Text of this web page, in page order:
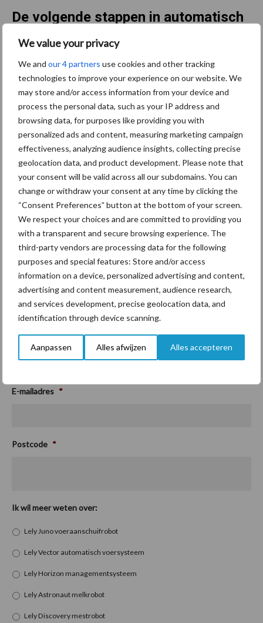
We value your privacy
We and our 4 partners use cookies and other tracking
technologies to improve your experience on our website. We
may store and/or access information from your device and
process the personal data, such as your IP address and
browsing data, for purposes like providing you with
personalized ads and content, measuring marketing campaign
effectiveness, analyzing audience insights, collecting precise
geolocation data, and product development. Please note that
your consent will be valid across all our subdomains. You can
change or withdraw your consent at any time by clicking the
“Consent Preferences” button at the bottom of your screen.
We respect your choices and are committed to providing you
with a transparent and secure browsing experience. The
third-party vendors are processing data for the following
purposes and special features: Store and/or access
information on a device, personalized advertising and content,
advertising and content measurement, audience research,
and services development, precise geolocation data, and
identification through device scanning.
Aanpassen Alles afwijzen Alles accepteren
De volgende stappen in automatisch
maaien en voeren
Als volgende stap onderzoekt Lely onder andere het plaats-
sluit aan bij het
Lely Sphere
systeem dat waardevolle circulaire
meststoffen creëert.
De eerste prototypes van de Exos zijn operationeel op
dagelijkse praktijk om zoveel mogelijk te leren over het autonoom
oogsten van vers gras. De komende jaren zal Lely het systeem
door ontwikkelen om het commercieel beschikbaar te kunnen
maken.
Lely contactformulier
Meer weten? Vul uw gegevens in en download de
brochure!
E-mailadres *
Postcode *
Ik wil meer weten over:
Lely Juno voeraanschuifrobot
Lely Vector automatisch voersysteem
Lely Horizon managementsysteem
Lely Astronaut melkrobot
Lely Discovery mestrobot